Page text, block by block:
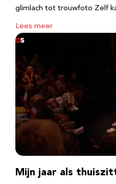
glimlach tot trouwfoto Zelf
Lees meer
Mijn jaar als